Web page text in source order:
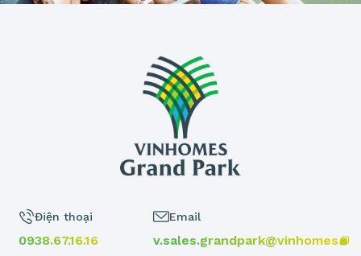
Điện thoại
0938.67.16.16
Email
v.sales.grandpark@vinhomes.vn